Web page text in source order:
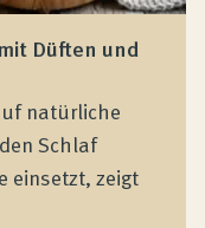
Düften und
natürliche
Schlaf
einsetzt, zeigt